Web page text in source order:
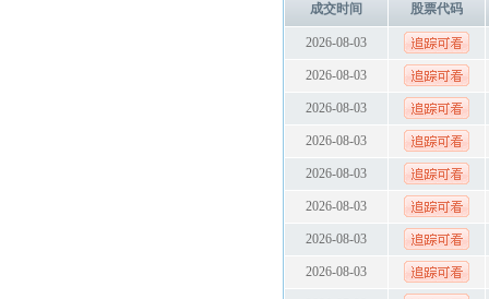
成交时间 股票代码
2026-08-03
2026-08-03
2026-08-03
2026-08-03
2026-08-03
2026-08-03
2026-08-03
2026-08-03